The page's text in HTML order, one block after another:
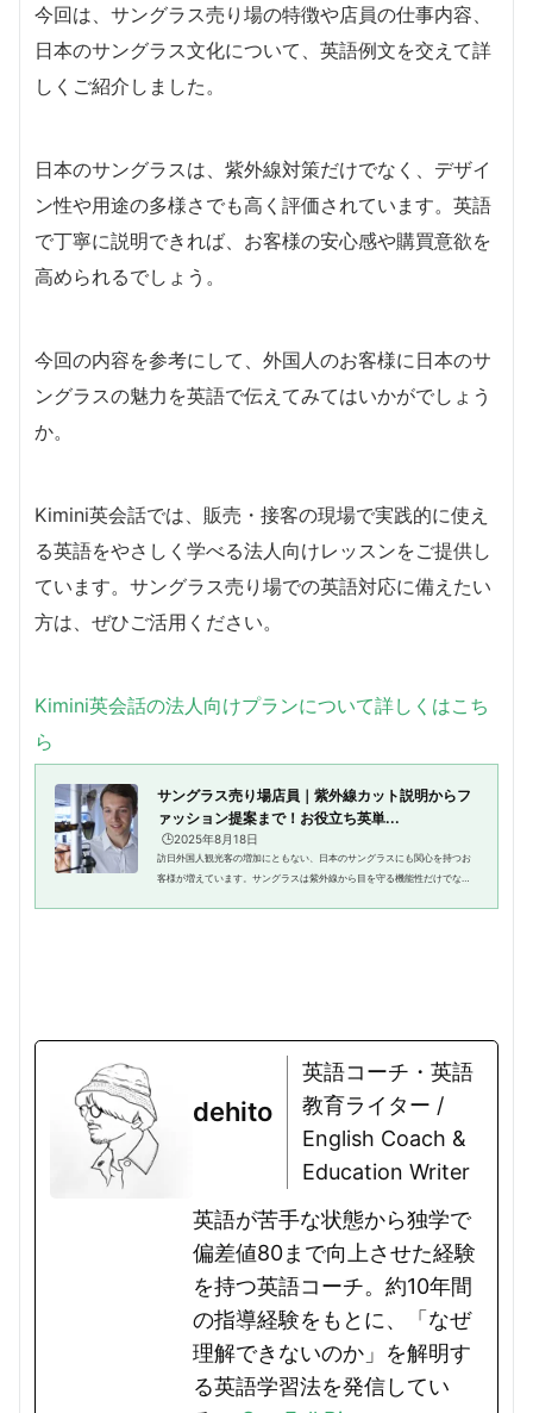
今回は、サングラス売り場の特徴や店員の仕事内容、
日本のサングラス文化について、英語例文を交えて詳
しくご紹介しました。
日本のサングラスは、紫外線対策だけでなく、デザイ
ン性や用途の多様さでも高く評価されています。英語
で丁寧に説明できれば、お客様の安心感や購買意欲を
高められるでしょう。
今回の内容を参考にして、外国人のお客様に日本のサ
ングラスの魅力を英語で伝えてみてはいかがでしょう
か。
Kimini英会話では、販売・接客の現場で実践的に使え
る英語をやさしく学べる法人向けレッスンをご提供し
ています。サングラス売り場での英語対応に備えたい
方は、ぜひご活用ください。
Kimini英会話の法人向けプランについて詳しくはこち
ら
サングラス売り場店員｜紫外線カット説明からフ
ァッション提案まで！お役立ち英単...
🕒️2025年8月18日
訪日外国人観光客の増加にともない、日本のサングラスにも関心を持つお
客様が増えています。サングラスは紫外線から目を守る機能性だけでな
dehito
英語コーチ・英語
教育ライター /
English Coach &
Education Writer
英語が苦手な状態から独学で
偏差値80まで向上させた経験
を持つ英語コーチ。約10年間
の指導経験をもとに、「なぜ
理解できないのか」を解明す
る英語学習法を発信してい